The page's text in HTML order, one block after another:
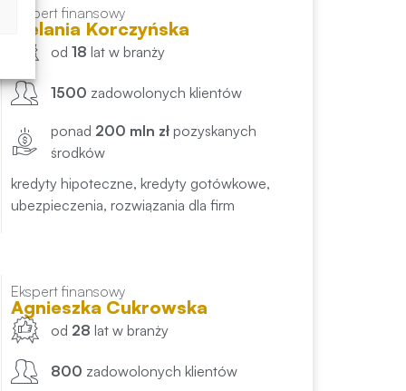
Ekspert finansowy
Melania Korczyńska
od18lat w branży
1500 zadowolonych klientów
ponad 200 mln złpozyskanych
środków
kredyty hipoteczne, kredyty gotówkowe,
ubezpieczenia, rozwiązania dla firm
Ekspert finansowy
Agnieszka Cukrowska
od 28lat w branży
800 zadowolonych klientów